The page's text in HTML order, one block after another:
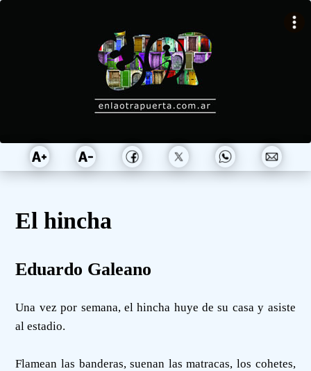
El hincha
Eduardo Galeano
Una vez por semana, el hincha huye de su casa y asiste
al estadio.
Flamean las banderas, suenan las matracas, los cohetes,